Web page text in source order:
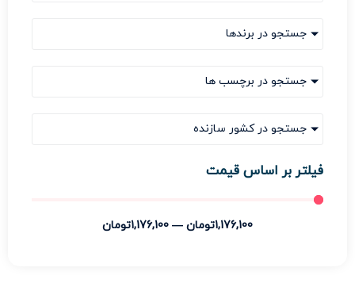
جستجو در برندها
جستجو در برچسب ها
جستجو در کشور سازنده
فیلتر بر اساس قیمت
1,176,100تومان —
1,176,100تومان